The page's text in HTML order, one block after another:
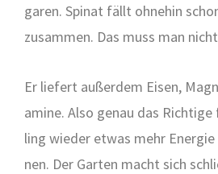
garen. Spi­nat fällt ohne­hin
zusam­men. Das muss man
Er lie­fert außer­dem Eisen,
ami­ne. Also genau das
ling wie­der etwas mehr
nen. Der Gar­ten macht sich